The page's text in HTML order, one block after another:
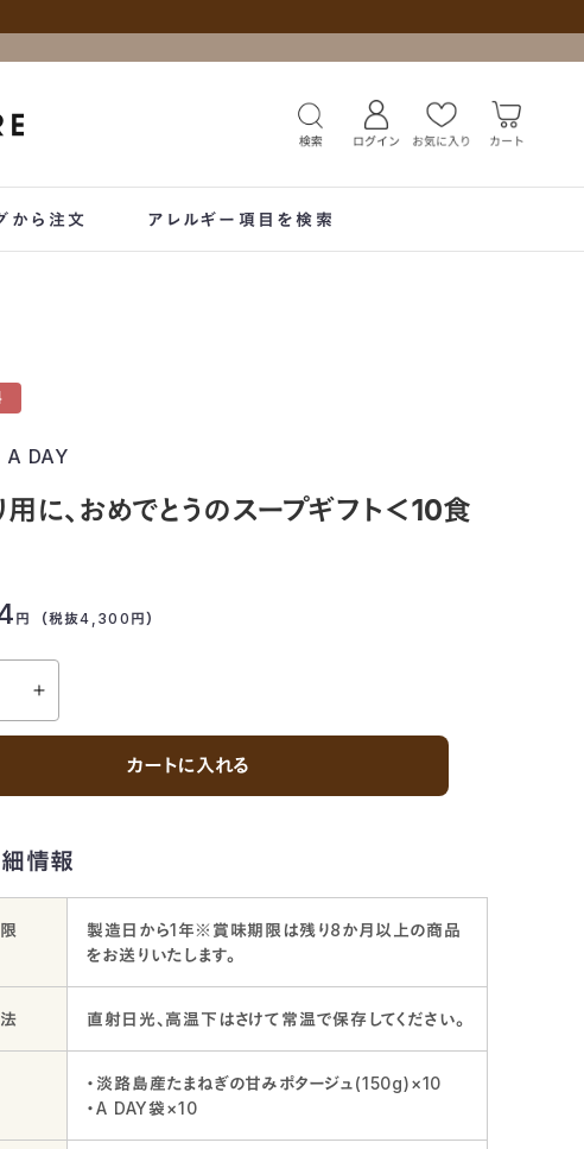
から注文 アレルギー項目を検索
A DAY
に、おめでとうのスープギフト＜10食
円 （税抜4,300 円）
カートに入れる
情報
製造日から1年※賞味期限は残り8か月以上の商品
をお送りいたします。
直射日光、高温下はさけて常温で保存してください。
・淡路島産たまねぎの甘みポタージュ(150g)×10
・A DAY袋×10